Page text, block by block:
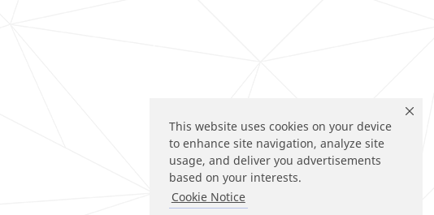
This website uses cookies on your device
to enhance site navigation, analyze site
usage, and deliver you advertisements
based on your interests.
Cookie Notice